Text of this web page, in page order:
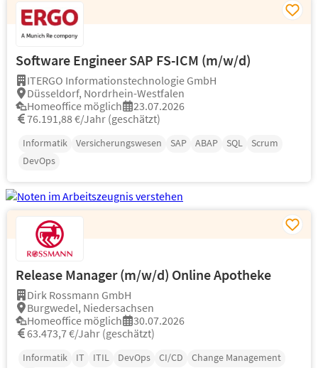
Software Engineer SAP FS-ICM (m/w/d)
ITERGO Informationstechnologie GmbH
Düsseldorf, Nordrhein-Westfalen
Homeoffice möglich
23.07.2026
76.191,88 €/Jahr (geschätzt)
Informatik Versicherungswesen SAP ABAP SQL
Scrum
DevOps
Release Manager (m/w/d) Online Apotheke
Dirk Rossmann GmbH
Burgwedel, Niedersachsen
Homeoffice möglich
30.07.2026
63.473,7 €/Jahr (geschätzt)
Informatik IT ITIL DevOps CI/CD
Change Management